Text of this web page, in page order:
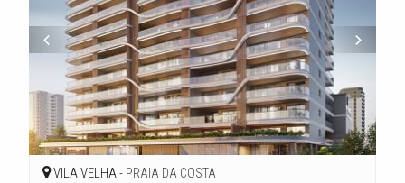
VILA VELHA - PRAIA DA COSTA